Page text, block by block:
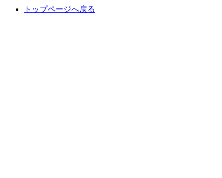
トップページへ戻る